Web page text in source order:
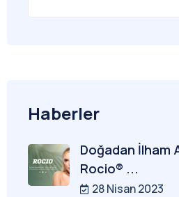
Haberler
Doğadan İlham
Rocio® ...
28 Nisan 2023